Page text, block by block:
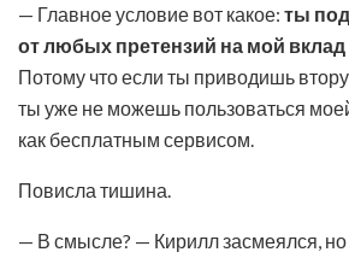
— Главное условие вот какое: ты
от любых претензий на мой
Потому что если ты приводишь
ты уже не можешь пользоваться
как бесплатным сервисом.
Повисла тишина.
— В смысле? — Кирилл засмеялся, но